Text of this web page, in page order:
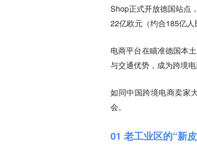
Shop正式开放德国站点
22亿欧元（约合185亿
电商平台在瞄准德国本
与交通优势，成为跨境
如同中国跨境电商卖家
会。
01 老工业区的“新